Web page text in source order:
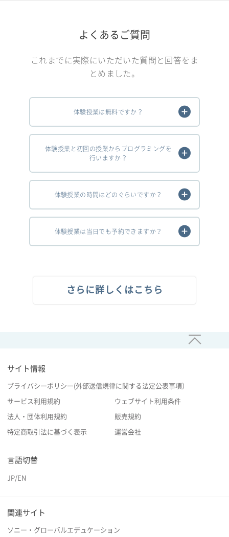
よくあるご質問
これまでに実際にいただいた質問と回答をま
とめました。
体験授業は無料ですか？
体験授業と初回の授業からプログラミングを
行いますか？
体験授業の時間はどのぐらいですか？
体験授業は当日でも予約できますか？
さらに詳しくはこちら
サイト情報
プライバシーポリシー(外部送信規律に関する法定公表事項）
サービス利用規約 ウェブサイト利用条件
法人・団体利用規約 販売規約
特定商取引法に基づく表示 運営会社
言語切替
JP/EN
関連サイト
ソニー・グローバルエデュケーション